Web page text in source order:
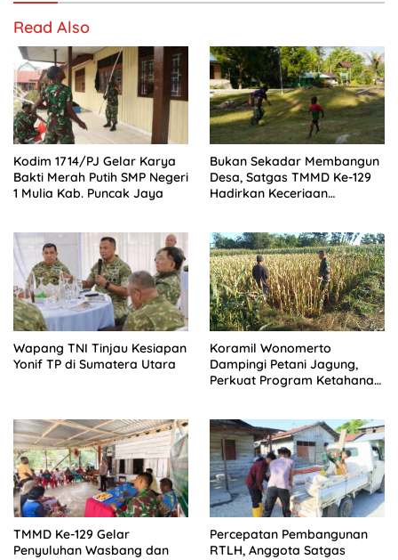
Read Also
Kodim 1714/PJ Gelar Karya
Bakti Merah Putih SMP Negeri
1 Mulia Kab. Puncak Jaya
Bukan Sekadar Membangun
Desa, Satgas TMMD Ke-129
Hadirkan Keceriaan
Wapang TNI Tinjau Kesiapan
Yonif TP di Sumatera Utara
Koramil Wonomerto
Dampingi Petani Jagung,
Perkuat Program Ketahanan
TMMD Ke-129 Gelar
Penyuluhan Wasbang dan
Percepatan Pembangunan
RTLH, Anggota Satgas